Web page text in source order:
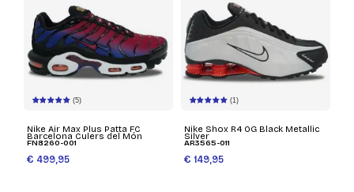
(5)
Nike Air Max Plus Patta FC
Barcelona Culers del Món
FN8260-001
€ 499,95
(1)
Nike Shox R4 OG Black Metallic
Silver
AR3565-011
€ 149,95